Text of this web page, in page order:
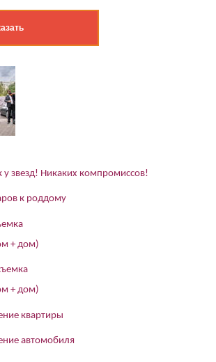
у звезд! Никаких компромиссов!
к роддому
+ дом)
+ дом)
квартиры
автомобиля